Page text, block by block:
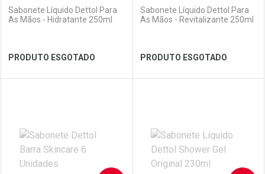
Ver Desconto Convênio Ver Desconto Convênio
Sabonete Líquido Dettol Para
As Mãos - Hidratante 250ml
PRODUTO ESGOTADO
Laboratório
Por Menos
Sabonete Líquido Dettol Para
As Mãos - Revitalizante 250ml
PRODUTO ESGOTADO
Laboratório
Por Menos